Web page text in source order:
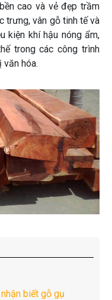
cao và vẻ đẹp trầm
trưng, vân gỗ tinh tế và
kiện khí hậu nóng ẩm,
trong các công trình
văn hóa.
biết gỗ gụ